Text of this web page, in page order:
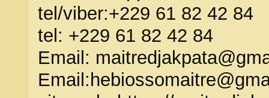
tel/viber:+229 61 82 42 84
tel: +229 61 82 42 84
Email: